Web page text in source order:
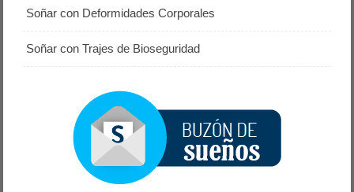
Soñar con Deformidades Corporales
Soñar con Trajes de Bioseguridad